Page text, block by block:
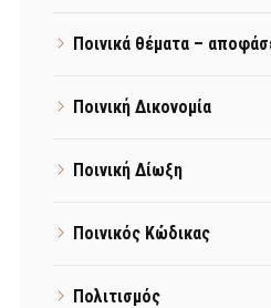
Ποινικά θέματα –
Ποινική Δικονομία
Ποινική Δίωξη
Ποινικός Κώδικας
Πολιτισμός